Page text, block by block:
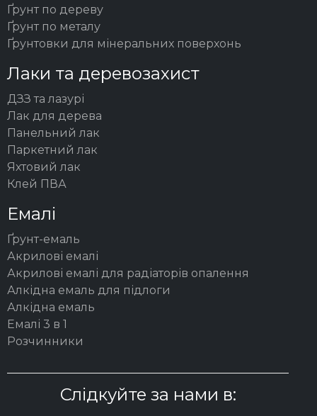
Ґрунт по дереву
Ґрунт по металу
Ґрунтовки для мінеральних поверхонь
Лаки та деревозахист
ДЗЗ та лазурі
Лак для дерева
Панельний лак
Паркетний лак
Яхтовий лак
Клей ПВА
Емалі
Ґрунт-емаль
Акрилові емалі
Акрилові емалі для радіаторів опалення
Алкідна емаль для підлоги
Алкідна емаль
Емалі 3 в 1
Розчинники
Слідкуйте за нами в: